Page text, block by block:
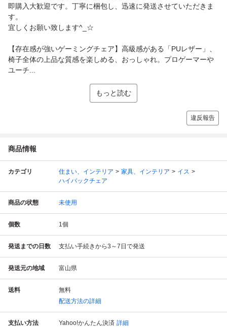
即購入大歓迎です。丁寧に梱包し、迅速に発送させていただきま
す。
宜しくお願い致します^_☆
【存在感が強いゲーミングチェア】高級感がある「PUレザー」、
椅子全体の上品な質感を楽しめる、おっしゃれ。プロゲーマーや
ユーチ...
もっと読む
違反報告
商品情報
カテゴリ 住まい、インテリア 家具、インテリア
イス
ハイバックチェア
商品の状態 未使用
個数 1個
発送までの日数 支払い手続きから3～7日で発送
発送元の地域 富山県
送料
無料
配送方法の詳細
支払い方法 Yahoo!かんたん決済 詳細